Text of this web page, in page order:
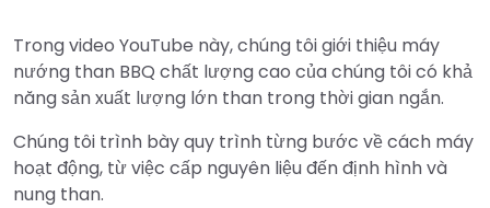
Trong video YouTube này, chúng tôi giới thiệu máy
nướng than BBQ chất lượng cao của chúng tôi có khả
năng sản xuất lượng lớn than trong thời gian ngắn.
Chúng tôi trình bày quy trình từng bước về cách máy
hoạt động, từ việc cấp nguyên liệu đến định hình và
nung than.